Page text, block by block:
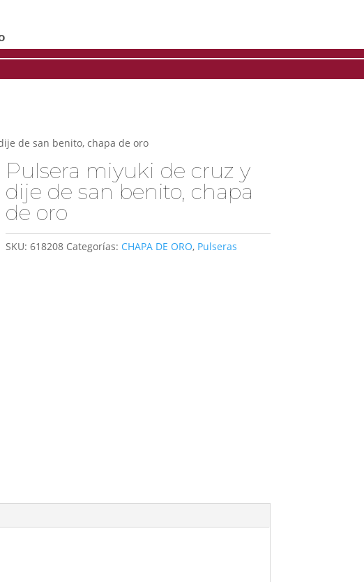
de san benito, chapa de oro
Pulsera miyuki de cruz y
dije de san benito, chapa
de oro
SKU: 618208 Categorías: CHAPA DE ORO, Pulseras